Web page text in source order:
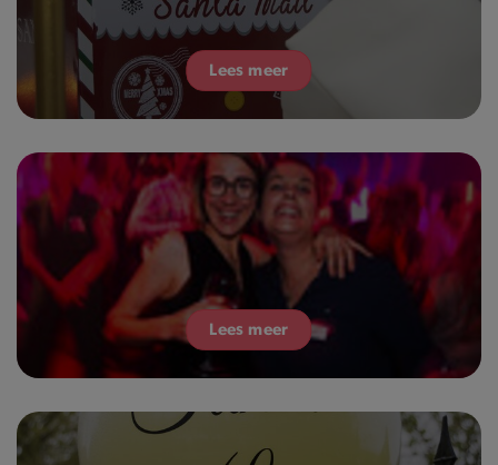
Lees meer
Lees meer